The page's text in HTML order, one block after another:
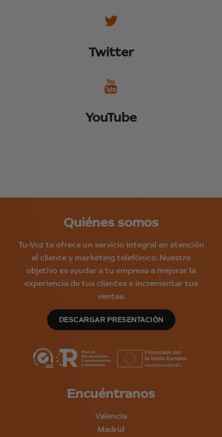
Twitter
YouTube
Quiénes somos
Tu-Voz te ofrece un servicio integral en atención
al cliente y marketing telefónico. Nuestro
objetivo es ayudar a tu empresa a mejorar la
experiencia de tus clientes e incrementar tus
ventas.
DESCARGAR PRESENTACIÓN
Encuéntranos
Valencia
Madrid